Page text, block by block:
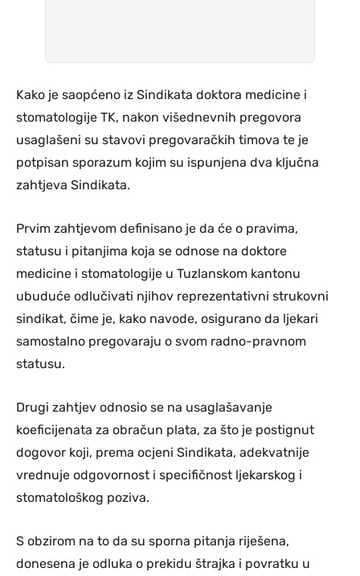
Kako je saopćeno iz Sindikata doktora medicine i
stomatologije TK, nakon višednevnih pregovora
usaglašeni su stavovi pregovaračkih timova te je
potpisan sporazum kojim su ispunjena dva ključna
zahtjeva Sindikata.
Prvim zahtjevom definisano je da će o pravima,
statusu i pitanjima koja se odnose na doktore
medicine i stomatologije u Tuzlanskom kantonu
ubuduće odlučivati njihov reprezentativni strukovni
sindikat, čime je, kako navode, osigurano da ljekari
samostalno pregovaraju o svom radno-pravnom
statusu.
Drugi zahtjev odnosio se na usaglašavanje
koeficijenata za obračun plata, za što je postignut
dogovor koji, prema ocjeni Sindikata, adekvatnije
vrednuje odgovornost i specifičnost ljekarskog i
stomatološkog poziva.
S obzirom na to da su sporna pitanja riješena,
donesena je odluka o prekidu štrajka i povratku u